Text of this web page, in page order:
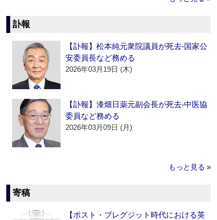
訃報
【訃報】松本純元衆院議員が死去‐国家公
安委員長など務める
2026年03月19日 (木)
【訃報】漆畑日薬元副会長が死去‐中医協
委員など務める
2026年03月09日 (月)
もっと見る »
寄稿
【ポスト・ブレグジット時代における英